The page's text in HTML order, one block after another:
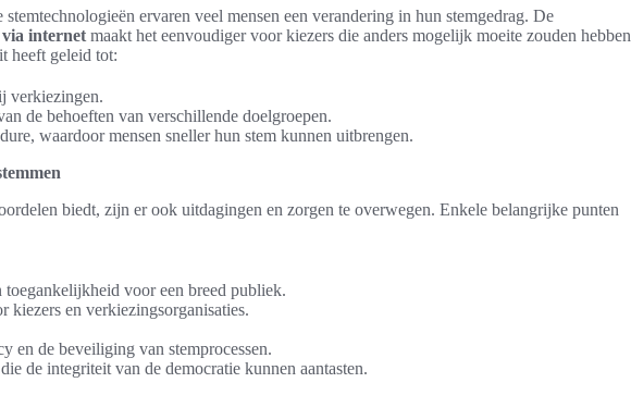
ervaren veel mensen een verandering in hun stemgedrag. De
via internet maakt het eenvoudiger voor kiezers die anders mogelijk moeite zouden hebben
heeft geleid tot:
verkiezingen.
de behoeften van verschillende doelgroepen.
waardoor mensen sneller hun stem kunnen uitbrengen.
biedt, zijn er ook uitdagingen en zorgen te overwegen. Enkele belangrijke punten
toegankelijkheid voor een breed publiek.
kiezers en verkiezingsorganisaties.
en de beveiliging van stemprocessen.
de integriteit van de democratie kunnen aantasten.